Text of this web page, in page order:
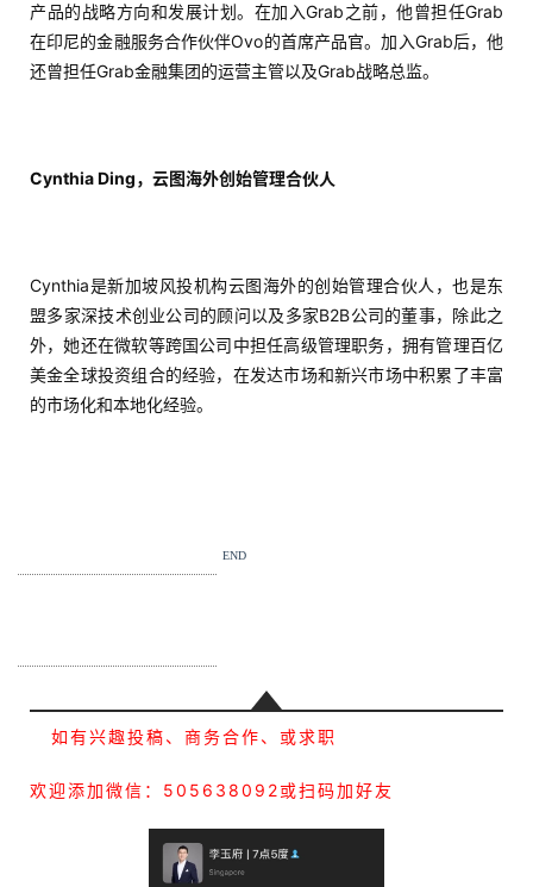
产品的战略方向和发展计划。在加入Grab之前，他曾担任Grab
在印尼的金融服务合作伙伴Ovo的首席产品官。加入Grab后，他
还曾担任Grab金融集团的运营主管以及Grab战略总监。
Cynthia Ding，云图海外创始管理合伙人
Cynthia是新加坡风投机构云图海外的创始管理合伙人，也是东
盟多家深技术创业公司的顾问以及多家B2B公司的董事，除此之
外，她还在微软等跨国公司中担任高级管理职务，拥有管理百亿
美金全球投资组合的经验，在发达市场和新兴市场中积累了丰富
的市场化和本地化经验。
END
如有兴趣投稿、商务合作、或求职
欢迎添加微信：505638092或扫码加好友